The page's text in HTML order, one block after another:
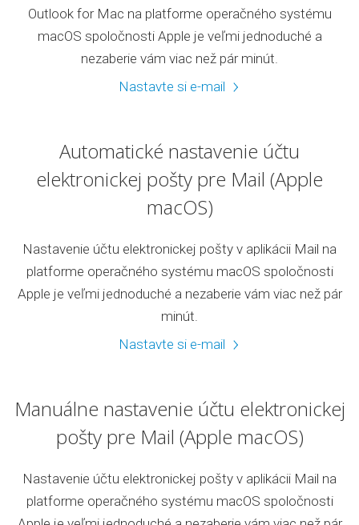
Outlook for Mac na platforme operačného systému
macOS spoločnosti Apple je veľmi jednoduché a
nezaberie vám viac než pár minút.
Nastavte si e-mail
Automatické nastavenie účtu
elektronickej pošty pre Mail (Apple
macOS)
Nastavenie účtu elektronickej pošty v aplikácii Mail na
platforme operačného systému macOS spoločnosti
Apple je veľmi jednoduché a nezaberie vám viac než pár
minút.
Nastavte si e-mail
Manuálne nastavenie účtu elektronickej
pošty pre Mail (Apple macOS)
Nastavenie účtu elektronickej pošty v aplikácii Mail na
platforme operačného systému macOS spoločnosti